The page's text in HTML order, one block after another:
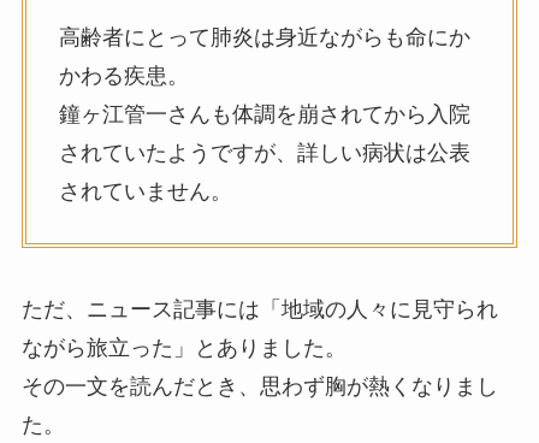
高齢者にとって肺炎は身近ながらも命にか
かわる疾患。
鐘ヶ江管一さんも体調を崩されてから入院
されていたようですが、詳しい病状は公表
されていません。
ただ、ニュース記事には「地域の人々に見守られ
ながら旅立った」とありました。
その一文を読んだとき、思わず胸が熱くなりまし
た。